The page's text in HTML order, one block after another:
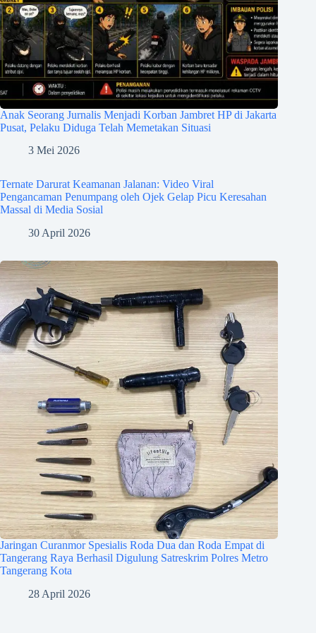
Anak Seorang Jurnalis Menjadi Korban Jambret HP di Jakarta
Pusat, Pelaku Diduga Telah Memetakan Situasi
3 Mei 2026
Ternate Darurat Keamanan Jalanan: Video Viral
Pengancaman Penumpang oleh Ojek Gelap Picu Keresahan
Massal di Media Sosial
30 April 2026
Jaringan Curanmor Spesialis Roda Dua dan Roda Empat di
Tangerang Raya Berhasil Digulung Satreskrim Polres Metro
Tangerang Kota
28 April 2026